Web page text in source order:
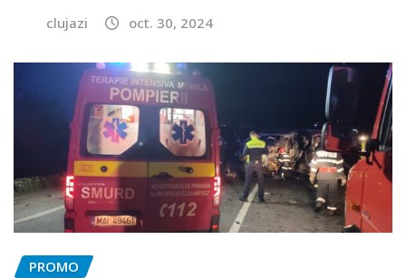
clujazi oct. 30, 2024
PROMO